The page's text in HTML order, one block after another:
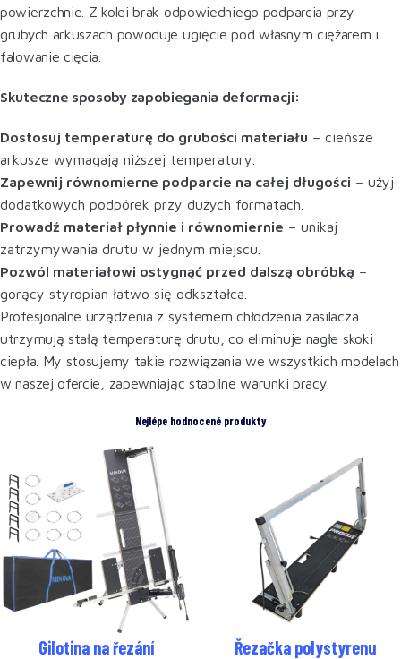
powierzchnie. Z kolei brak odpowiedniego podparcia przy
grubych arkuszach powoduje ugięcie pod własnym ciężarem i
falowanie cięcia.
Skuteczne sposoby zapobiegania deformacji:
Dostosuj temperaturę do grubości materiału – cieńsze
arkusze wymagają niższej temperatury.
Zapewnij równomierne podparcie na całej długości – użyj
dodatkowych podpórek przy dużych formatach.
Prowadź materiał płynnie i równomiernie – unikaj
zatrzymywania drutu w jednym miejscu.
Pozwól materiałowi ostygnąć przed dalszą obróbką –
gorący styropian łatwo się odkształca.
Profesjonalne urządzenia z systemem chłodzenia zasilacza
utrzymują stałą temperaturę drutu, co eliminuje nagłe skoki
ciepła. My stosujemy takie rozwiązania we wszystkich modelach
w naszej ofercie, zapewniając stabilne warunki pracy.
Nejlépe hodnocené produkty
Gilotina na řezání Řezačka polystyrenu